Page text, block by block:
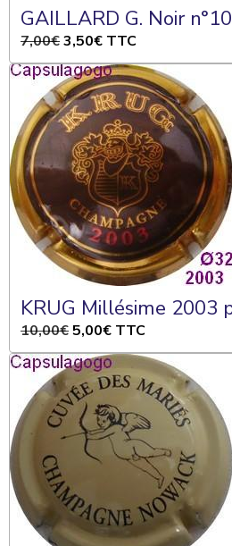
GAILLARD G. Noir n°10
7,00€3,50€ TTC
10,00€5,00€ TTC